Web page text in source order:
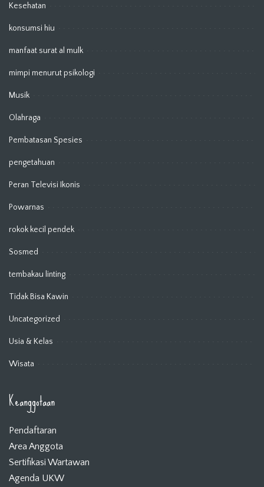
Kesehatan
konsumsi hiu
manfaat surat al mulk
mimpi menurut psikologi
Musik
Olahraga
Pembatasan Spesies
pengetahuan
Peran Televisi Ikonis
Powarnas
rokok kecil pendek
Sosmed
tembakau linting
Tidak Bisa Kawin
Uncategorized
Usia & Kelas
Wisata
Keanggotaan
Pendaftaran
Area Anggota
Sertifikasi Wartawan
Agenda UKW